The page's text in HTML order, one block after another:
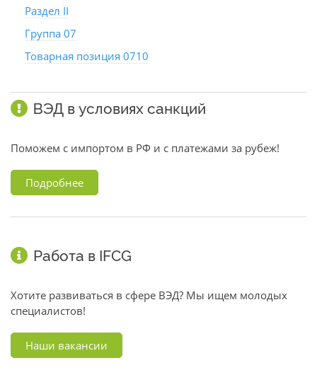
Раздел II
Группа 07
Товарная позиция 0710
ВЭД в условиях санкций
Поможем с импортом в РФ и с платежами за рубеж!
Подробнее
Работа в IFCG
Хотите развиваться в сфере ВЭД? Мы ищем молодых
специалистов!
Наши вакансии